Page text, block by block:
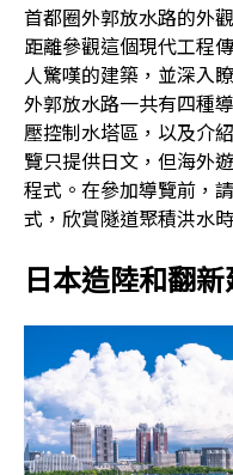
首都圈外郭放水路的外
距離參觀這個現代工程
人驚嘆的建築，並深入
外郭放水路一共有四種
壓控制水塔區，以及介
覽只提供日文，但海外
程式。在參加導覽前，
式，欣賞隧道聚積洪水
日本造陸和翻